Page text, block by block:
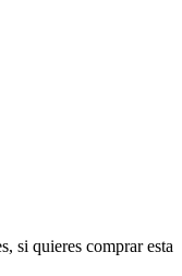
si quieres comprar esta